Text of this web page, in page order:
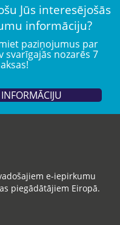
Jūs interesējošās
informāciju?
paziņojumus par
svarīgajās nozarēs 7
e-iepirkumu
piegādātājiem Eiropā.